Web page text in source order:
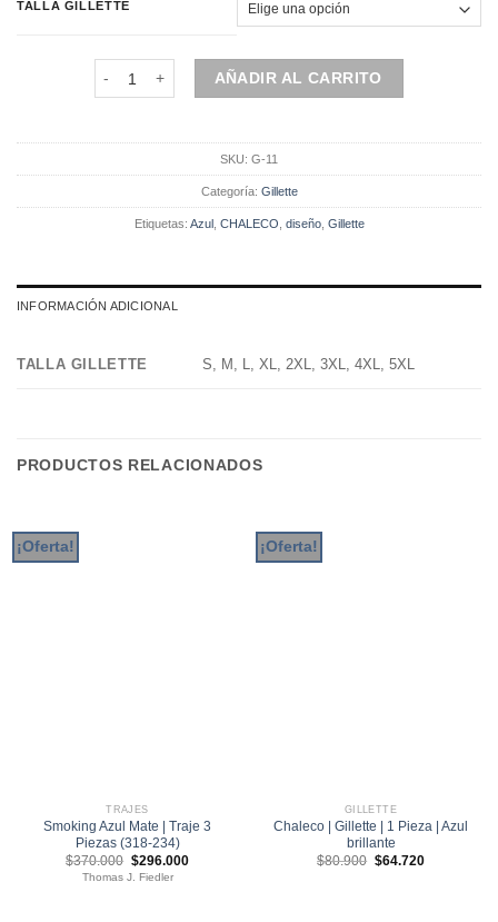
original
era:
actual
es:
TALLA GILLETTE
Chaleco | Gillette | 1 Pieza | Azul diseño cantidad
AÑADIR AL CARRITO
SKU: G-11
Categoría: Gillette
Etiquetas: Azul, CHALECO diseño, Gillette
INFORMACIÓN ADICIONAL
TALLA GILLETTE S, M, L, XL, 2XL, 3XL, 4XL, 5XL
PRODUCTOS RELACIONADOS
¡Oferta!
TRAJES
Smoking Azul Mate | Traje 3
Piezas (318-234)
$370.000 El
precio
original
$296.000El
Thomas J. Fiedler
¡Oferta!
GILLETTE
Chaleco | Gillette | 1 Pieza | Azul
brillante
$80.900 El
$64.720El